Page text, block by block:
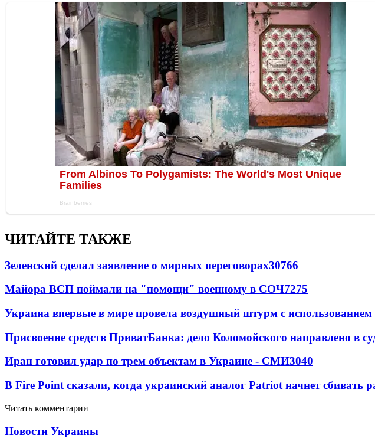
ЧИТАЙТЕ ТАКЖЕ
Зеленский сделал заявление о мирных переговорах30766
Майора ВСП поймали на "помощи" военному в СОЧ7275
Украина впервые в мире провела воздушный штурм с использованием
Присвоение средств ПриватБанка: дело Коломойского направлено в
Иран готовил удар по трем объектам в Украине - СМИ3040
В Fire Point сказали, когда украинский аналог Patriot начнет сбивать
Читать комментарии
Новости Украины